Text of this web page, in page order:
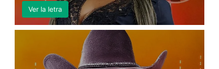
Ver la letra